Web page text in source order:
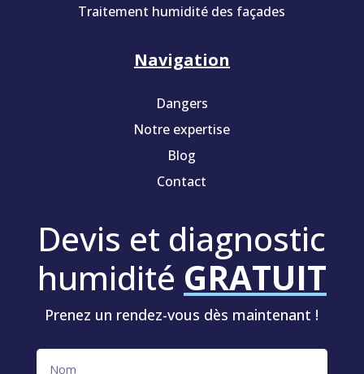
Traitement humidité des façades
Navigation
Dangers
Notre expertise
Blog
Contact
Devis et diagnostic
humidité GRATUIT
Prenez un rendez-vous dès maintenant !